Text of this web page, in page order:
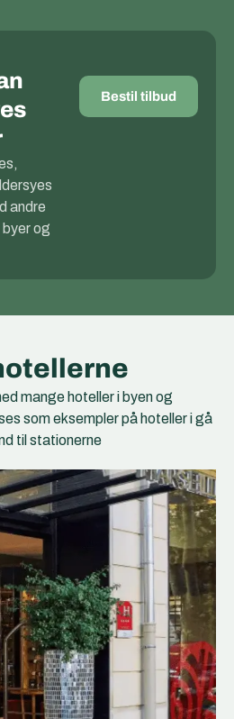
andre
og
Bestil tilbud
mange hoteller i byen og
som eksempler på hoteller i gå
til stationerne